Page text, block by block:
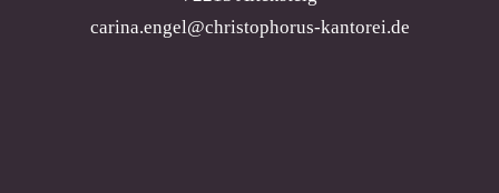
carina.engel@christophorus-kantorei.de